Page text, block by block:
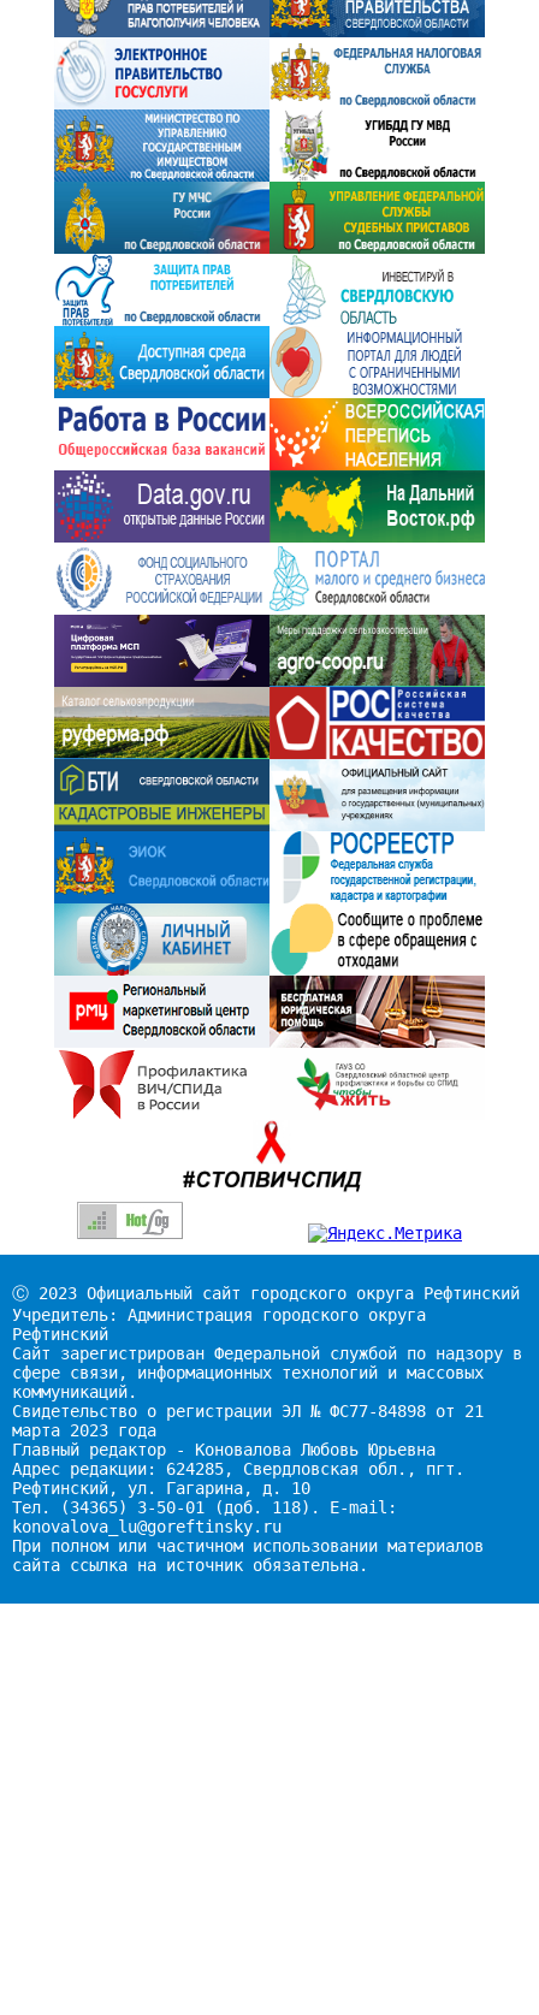
Ⓒ 2023 Официальный сайт городского округа Рефтинский
Учредитель: Администрация городского округа
Рефтинский
Сайт зарегистрирован Федеральной службой по надзору в
сфере связи, информационных технологий и массовых
коммуникаций.
Свидетельство о регистрации ЭЛ № ФС77-84898 от 21
марта 2023 года
Главный редактор - Коновалова Любовь Юрьевна
Адрес редакции: 624285, Свердловская обл., пгт.
Рефтинский, ул. Гагарина, д. 10
Тел. (34365) 3-50-01 (доб. 118). E-mail:
konovalova_lu@goreftinsky.ru
При полном или частичном использовании материалов
сайта ссылка на источник обязательна.